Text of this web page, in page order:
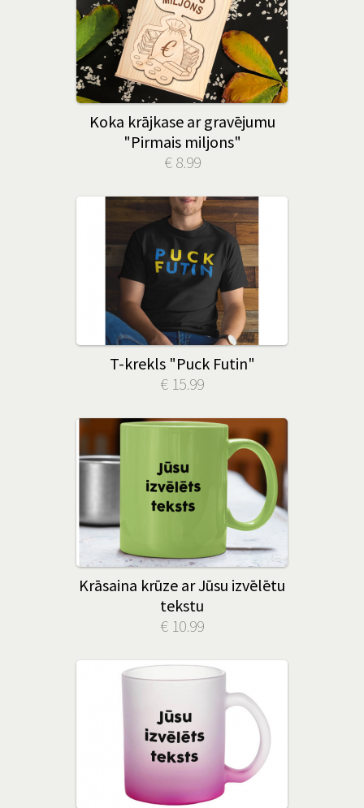
Koka krājkase ar gravējumu
"Pirmais miljons"
€ 8.99
T-krekls "Puck Futin"
€ 15.99
Krāsaina krūze ar Jūsu izvēlētu
tekstu
€ 10.99